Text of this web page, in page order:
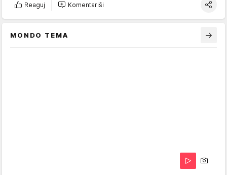
Reaguj Komentariši
MONDO TEMA